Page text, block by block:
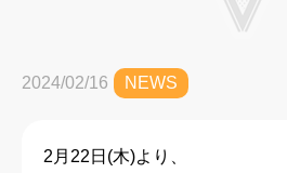
2024/02/16 NEWS
2月22日(木)より、